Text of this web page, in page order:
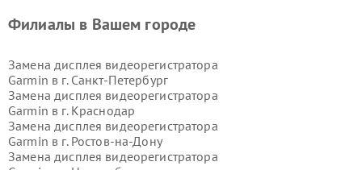
Филиалы в Вашем городе
Замена дисплея видеорегистратора
Garmin в г. Санкт-Петербург
Замена дисплея видеорегистратора
Garmin в г. Краснодар
Замена дисплея видеорегистратора
Garmin в г. Ростов-на-Дону
Замена дисплея видеорегистратора